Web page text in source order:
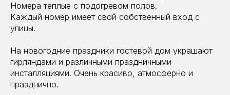
Номера теплые с подогревом полов.
Каждый номер имеет свой собственный вход с
улицы.
На новогодние праздники гостевой дом украшают
гирляндами и различными праздничными
инсталляциями. Очень красиво, атмосферно и
празднично.